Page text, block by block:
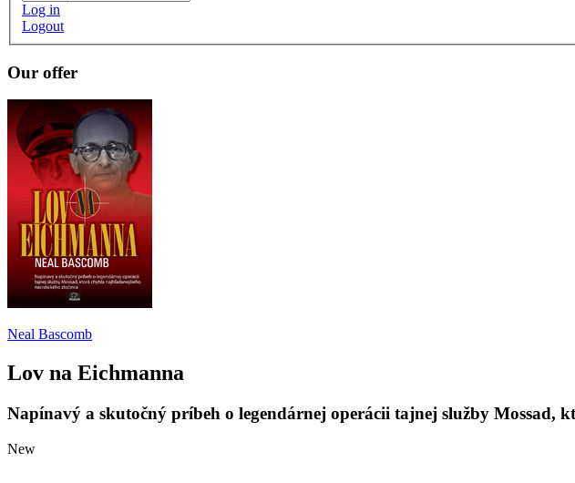
Log in
Logout
Our offer
Neal Bascomb
Lov na Eichmanna
Napínavý a skutočný príbeh o legendárnej operácii tajnej služby Mossad,
New